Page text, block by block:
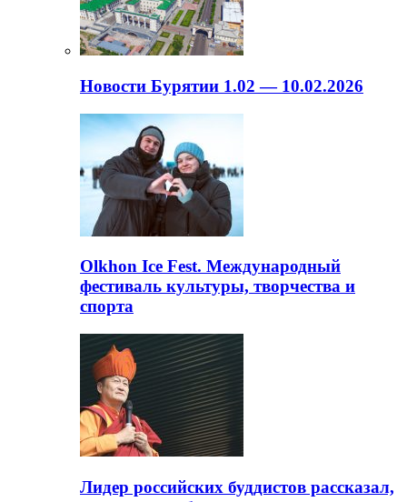
Новости Бурятии 1.02 — 10.02.2026
Olkhon Ice Fest. Международный
фестиваль культуры, творчества и
спорта
Лидер российских буддистов рассказал,